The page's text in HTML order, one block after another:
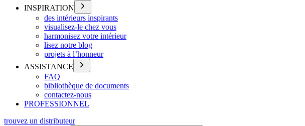
INSPIRATION
des intérieurs inspirants
visualisez-le chez vous
harmonisez votre intérieur
lisez notre blog
projets à l’honneur
ASSISTANCE
FAQ
bibliothèque de documents
contactez-nous
PROFESSIONNEL
trouvez un distributeur